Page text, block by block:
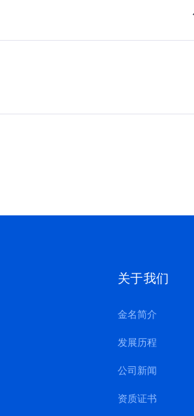
关于我们
金名简介
发展历程
公司新闻
资质证书